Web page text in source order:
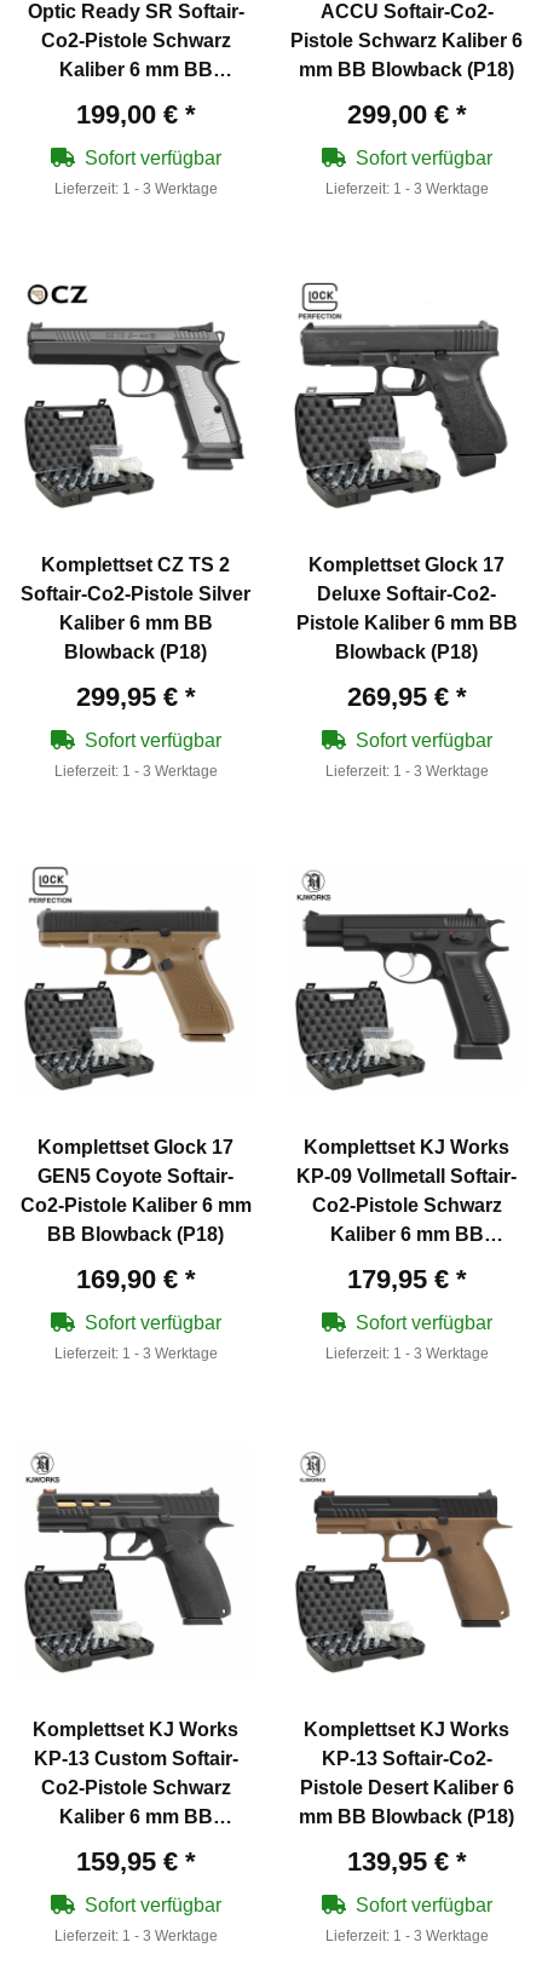
Optic Ready SR Softair-
Co2-Pistole Schwarz
Kaliber 6 mm BB
199,00 € *
Sofort verfügbar
Lieferzeit: 1 - 3 Werktage
ACCU Softair-Co2-
Pistole Schwarz Kaliber 6
mm BB Blowback (P18)
299,00 € *
Sofort verfügbar
Lieferzeit: 1 - 3 Werktage
Komplettset CZ TS 2
Softair-Co2-Pistole Silver
Kaliber 6 mm BB
Blowback (P18)
299,95 € *
Sofort verfügbar
Lieferzeit: 1 - 3 Werktage
Komplettset Glock 17
Deluxe Softair-Co2-
Pistole Kaliber 6 mm BB
Blowback (P18)
269,95 € *
Sofort verfügbar
Lieferzeit: 1 - 3 Werktage
Komplettset Glock 17
GEN5 Coyote Softair-
Co2-Pistole Kaliber 6 mm
BB Blowback (P18)
169,90 € *
Sofort verfügbar
Lieferzeit: 1 - 3 Werktage
Komplettset KJ Works
KP-09 Vollmetall Softair-
Co2-Pistole Schwarz
Kaliber 6 mm BB
179,95 € *
Sofort verfügbar
Lieferzeit: 1 - 3 Werktage
Komplettset KJ Works
KP-13 Custom Softair-
Co2-Pistole Schwarz
Kaliber 6 mm BB
159,95 € *
Sofort verfügbar
Lieferzeit: 1 - 3 Werktage
Komplettset KJ Works
KP-13 Softair-Co2-
Pistole Desert Kaliber 6
mm BB Blowback (P18)
139,95 € *
Sofort verfügbar
Lieferzeit: 1 - 3 Werktage